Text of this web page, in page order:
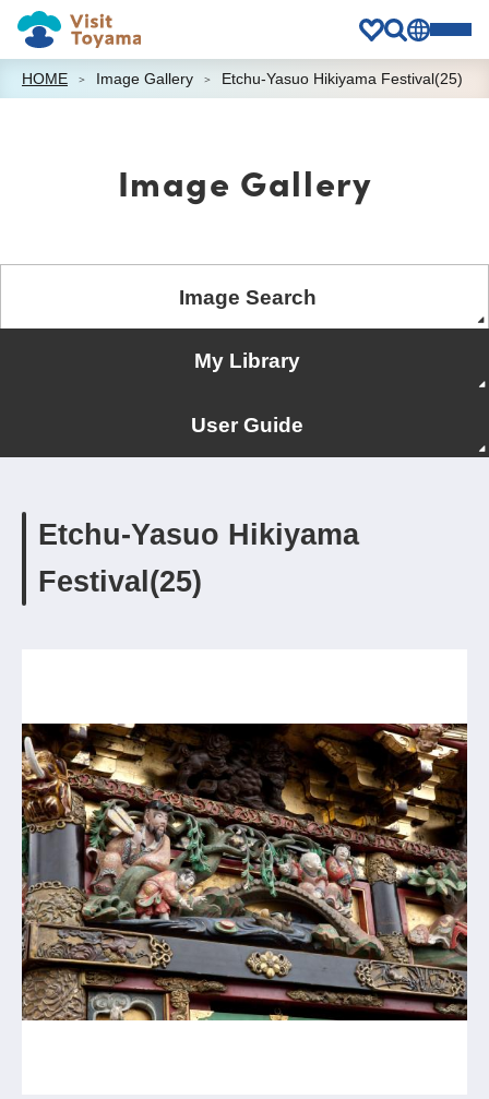
HOME Image Gallery Etchu-Yasuo Hikiyama Festival(25)
Image Gallery
Image Search
My Library
User Guide
Etchu-Yasuo Hikiyama
Festival(25)